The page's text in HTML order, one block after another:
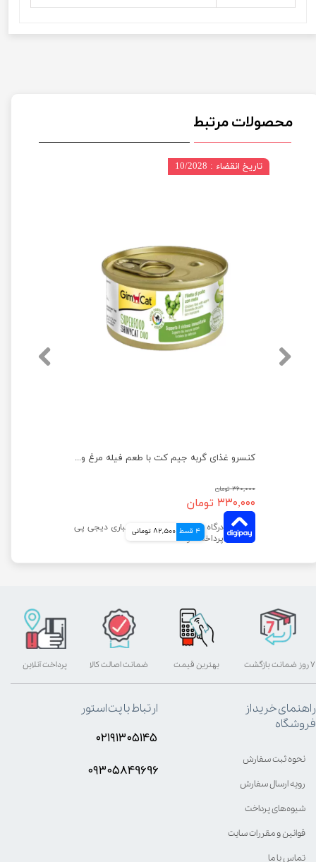
محصولات مرتبط
کنسرو غذای گربه جیم‌ کت با طعم فیله مرغ و سیب وزن 70 گرم
۳۶۰,۰۰۰ تومان
۳۳۰,۰۰۰ تومان
4 قسط 82,500 تومانی
تاریخ انقضاء : 10/2028
بهترین قیمت پرداخت آنلاین ۷ روز ضمانت بازگشت ضمانت اصالت کالا
راهنمای خرید از
فروشگاه
نحوه ثبت سفارش
رویه ارسال سفارش
شیوه‌های پرداخت
قوانین و مقررات سایت
تماس با ما
ارتباط با پت استور
۰۲۱۹۱۳۰۵۱۴۵
۰۹۳۰۵8۴9696